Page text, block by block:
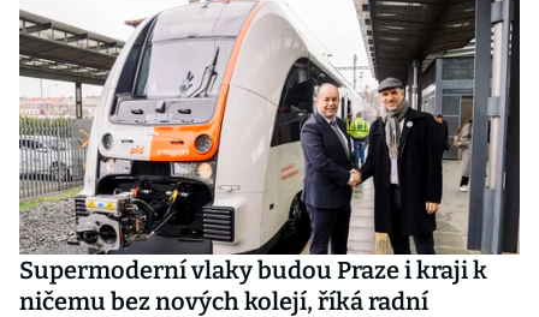
Supermoderní vlaky budou Praze i kraji k
ničemu bez nových kolejí, říká radní